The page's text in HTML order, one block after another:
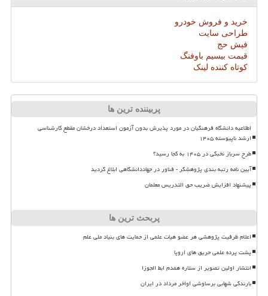
خرید و فروش خودرو
طراحی سایت
فیش حج
قیمت بیسیم باوفنگ
کوتاه کننده لینک
پربیننده ترین ها
اطلاعیه دانشگاه فرهنگیان در مورد پذیرش بدون آزمون استعداد درخشان مقطع کارشناسی
ارشد ناپیوسته ۱۴۰۵
طرح سرباز نخبگی در ۱۴۰۵ به کجا رسید؟
آیین نامه رتبه بندی پژوهشگر - فناور در جهاددانشگاهی ابلاغ گردید
پیشنهاد افزایش ضریب حق التدریس معلمان
پربحث ترین ها
اعلام ظرفیت پژوهشی هر عضو هیات علمی از حمایت های بنیاد ملی علم
پشت پرده علمی حریق های اروپا
انتشار اولین تصویر از ستاره همدم ابط الجوزا
بارندگی شهابی برساوشی اواخر مرداد در ایران